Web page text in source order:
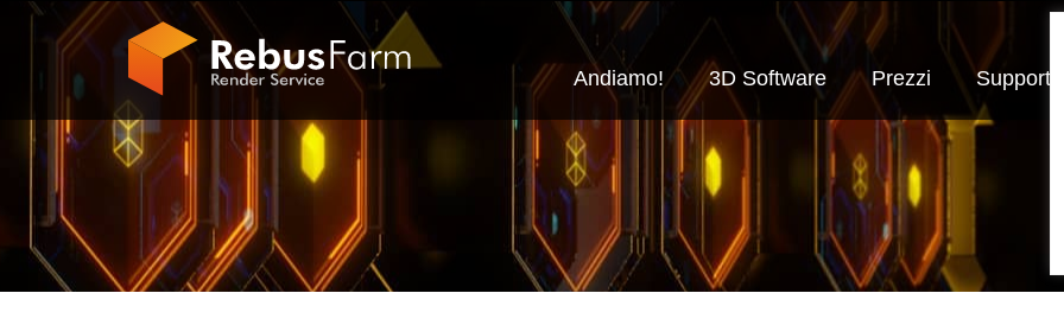
Andiamo! 3D Software Prezzi Supporto